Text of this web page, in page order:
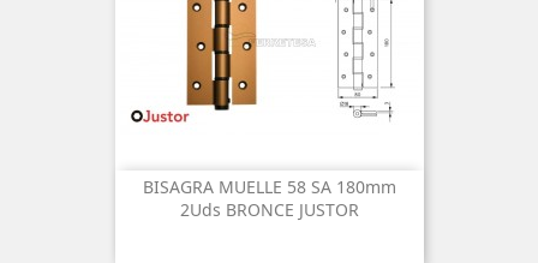
BISAGRA MUELLE 58 SA 180mm
2Uds BRONCE JUSTOR